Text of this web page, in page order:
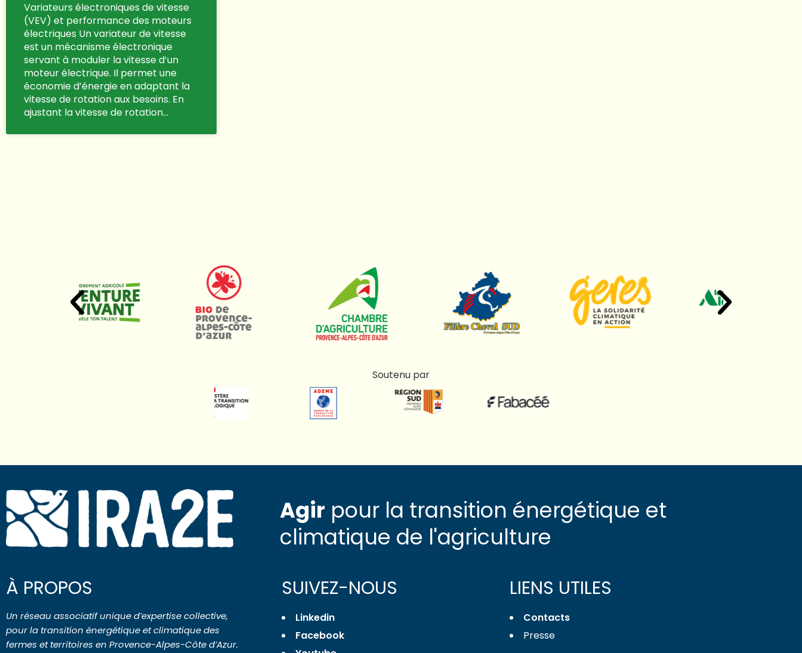
Variateurs électroniques de vitesse
(VEV) et performance des moteurs
électriques Un variateur de vitesse
est un mécanisme électronique
servant à moduler la vitesse d’un
moteur électrique. Il permet une
économie d’énergie en adaptant la
vitesse de rotation aux besoins. En
ajustant la vitesse de rotation…
Soutenu par
Agir pour la transition énergétique et
climatique de l'agriculture
À PROPOS
Un réseau associatif unique d’expertise collective,
pour la transition énergétique et climatique des
fermes et territoires en Provence-Alpes-Côte d’Azur.
SUIVEZ-NOUS
Linkedin
Facebook
LIENS UTILES
Contacts
Presse